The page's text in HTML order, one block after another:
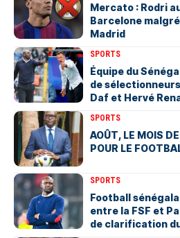
Mercato : Rodri
Barcelone
Madrid
SPORTS
Équipe du
de
Daf et Hervé
SPORTS
AOÛT, LE MOIS
POUR LE
SPORTS
Football
entre la FSF et
de clarification